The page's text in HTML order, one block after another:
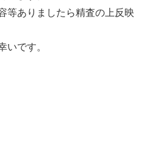
等ありましたら精査の上反映
です。